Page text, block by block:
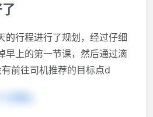
的行程进行了规划，经过仔细
早上的第一节课，然后通过滴
前往司机推荐的目标点d